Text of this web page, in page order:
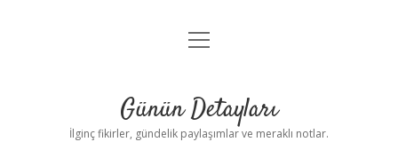
Gizlilik Politikası
Yasal Uyarı
menüyü
Günün Detayları
İlginç fikirler, gündelik paylaşımlar ve meraklı notlar.